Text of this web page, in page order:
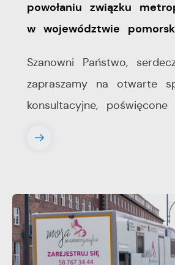
powołaniu związku
w województwie
Szanowni Państwo,
zapraszamy na otwarte
konsultacyjne, poświęcone